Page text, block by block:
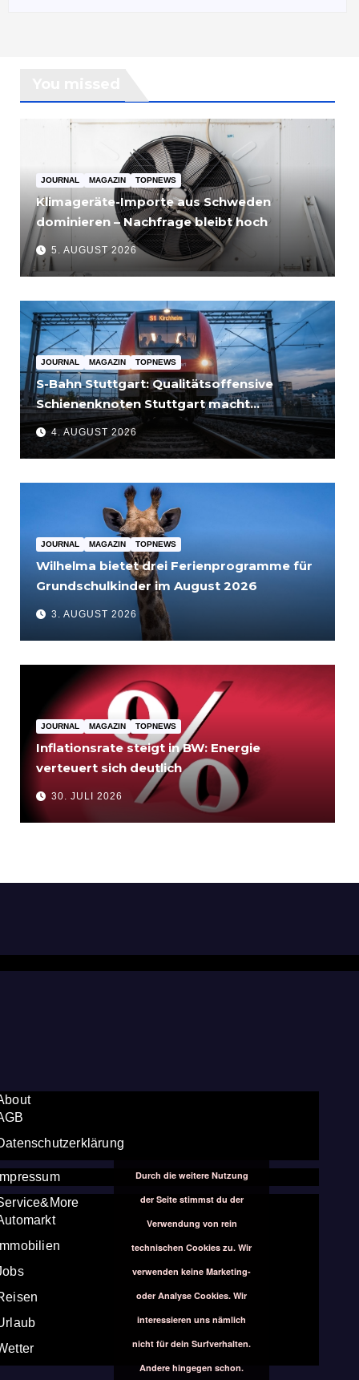
JOURNAL MAGAZIN TOPNEWS
Klimageräte-Importe aus Schweden
dominieren – Nachfrage bleibt hoch
5. AUGUST 2026
JOURNAL MAGAZIN TOPNEWS
S-Bahn Stuttgart: Qualitätsoffensive
Schienenknoten Stuttgart macht
Fortschritte – Projekte abgeschlossen
4. AUGUST 2026
JOURNAL MAGAZIN TOPNEWS
Wilhelma bietet drei Ferienprogramme für
Grundschulkinder im August 2026
3. AUGUST 2026
JOURNAL MAGAZIN TOPNEWS
Inflationsrate steigt in BW: Energie
verteuert sich deutlich
30. JULI 2026
Durch die weitere Nutzung
der Seite stimmst du der
Verwendung von rein
technischen Cookies zu. Wir
verwenden keine Marketing-
oder Analyse Cookies. Wir
interessieren uns nämlich
nicht für dein Surfverhalten.
Andere hingegen schon.